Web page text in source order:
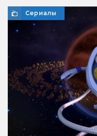
Сериалы